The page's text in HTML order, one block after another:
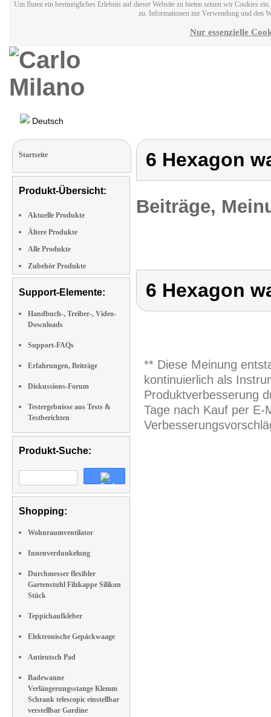
Um Ihnen ein bestmögliches Erlebnis auf dieser Website zu bieten setzen wir Cookies
zu. Informationen zur Verwendung und den
Nur essenzielle
Deutsch
Startseite
Produkt-Übersicht:
Aktuelle Produkte
Ältere Produkte
Alle Produkte
Zubehör Produkte
Support-Elemente:
Handbuch-, Treiber-, Video-
Downloads
Support-FAQs
Erfahrungen, Beiträge
Diskussions-Forum
Testergebnisse aus Tests &
Testberichten
Produkt-Suche:
Shopping:
Wohnraumventilator
Innenverdunkelung
Durchmesser flexibler
Gartenstuhl Filzkappe Silikon
Stück
Teppichaufkleber
Elektronische Gepäckwaage
Antirutsch Pad
Badewanne
Verlängerungsstange Klemm
Schrank telescopic einstellbar
verstellbar Gardine
6 Hexagon
Beiträge,
6 Hexagon
** Diese Meinung
kontinuierlich als
Produktverbesserung
Tage nach Kauf per E-